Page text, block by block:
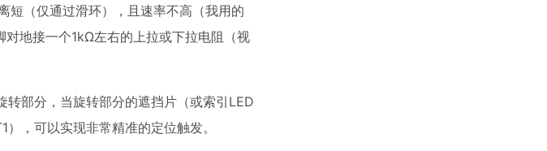
短（仅通过滑环），且速率不高（我用的
地接一个1kΩ左右的上拉或下拉电阻（视
转部分，当旋转部分的遮挡片（或索引LED
，可以实现非常精准的定位触发。